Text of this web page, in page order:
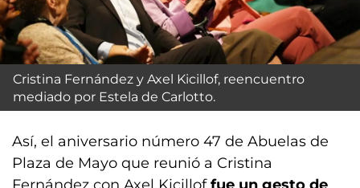
Cristina Fernández y Axel Kicillof, reencuentro
mediado por Estela de Carlotto.
Así, el aniversario número 47 de Abuelas de
Plaza de Mayo que reunió a Cristina